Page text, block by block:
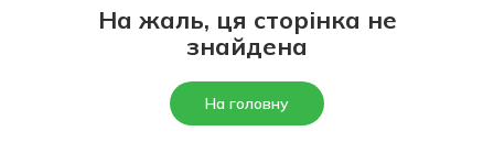
На жаль, ця сторінка не
знайдена
На головну